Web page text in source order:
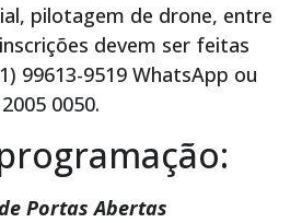
pilotagem de drone, entre
devem ser feitas
99613-9519 WhatsApp ou
0050.
Portas Abertas